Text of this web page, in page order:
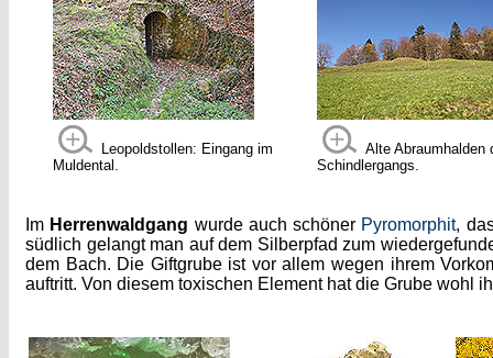
Leopoldstollen: Eingang im
Muldental.
Alte Abraumhalden
Schindlergangs.
Im Herrenwaldgang wurde auch schöner Pyromorphit,
südlich gelangt man auf dem Silberpfad zum
dem Bach. Die Giftgrube ist vor allem wegen ihrem
auftritt. Von diesem toxischen Element hat die Grube wohl